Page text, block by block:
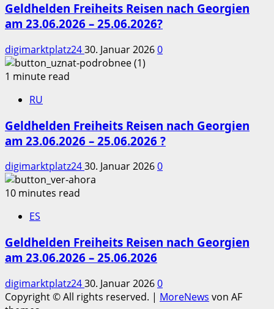
Geldhelden Freiheits Reisen nach Georgien
am 23.06.2026 – 25.06.2026?
digimarktplatz2430. Januar 20260
1 minute read
RU
Geldhelden Freiheits Reisen nach Georgien
am 23.06.2026 – 25.06.2026 ?
digimarktplatz2430. Januar 20260
10 minutes read
ES
Geldhelden Freiheits Reisen nach Georgien
am 23.06.2026 – 25.06.2026
digimarktplatz2430. Januar 20260
Copyright © All rights reserved. | MoreNews von AF